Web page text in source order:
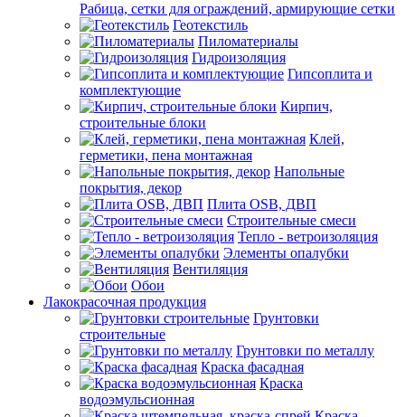
Рабица, сетки для ограждений, армирующие сетки
Геотекстиль
Пиломатериалы
Гидроизоляция
Гипсоплита и
комплектующие
Кирпич,
строительные блоки
Клей,
герметики, пена монтажная
Напольные
покрытия, декор
Плита OSB, ДВП
Строительные смеси
Тепло - ветроизоляция
Элементы опалубки
Вентиляция
Обои
Лакокрасочная продукция
Грунтовки
строительные
Грунтовки по металлу
Краска фасадная
Краска
водоэмульсионная